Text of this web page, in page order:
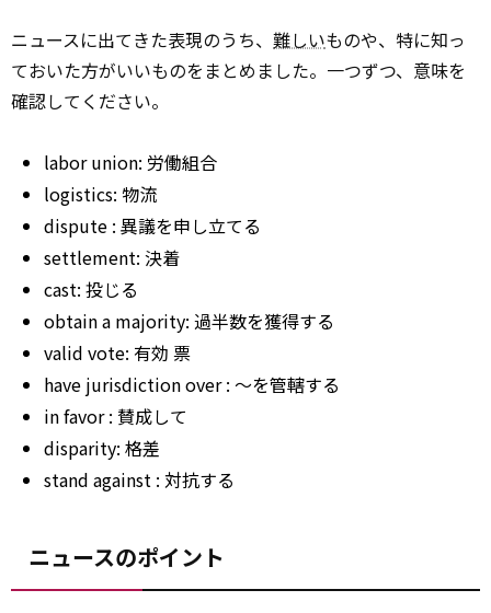
ニュースに出てきた表現のうち、 難しいものや、特に知っ
ておいた方がいいものをまとめました。一つずつ、意味を
確認してください。
labor union: 労働組合
logistics: 物流
dispute : 異議を申し立てる
settlement: 決着
cast: 投じる
obtaina majority: 過半数を獲得する
valid vote: 有効 票
have jurisdictionover: ～を管轄する
infavor: 賛成して
disparity: 格差
stand against : 対抗する
ニュースのポイント